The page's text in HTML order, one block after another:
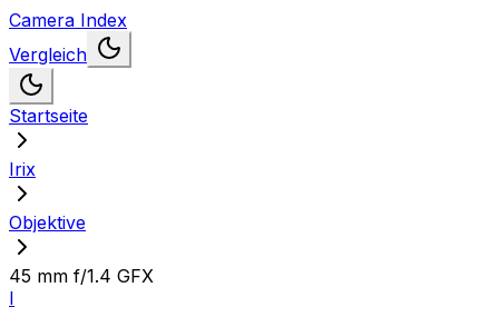
Camera Index
Vergleich
Startseite
Irix
Objektive
45 mm f/1.4 GFX
I